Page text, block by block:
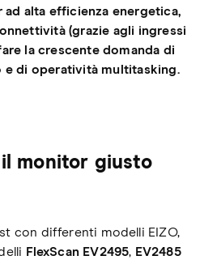
alta efficienza energetica,
(grazie agli ingressi
la crescente domanda di
e di operatività multitasking.
monitor giusto
con differenti modelli EIZO,
FlexScan EV2495, EV2485